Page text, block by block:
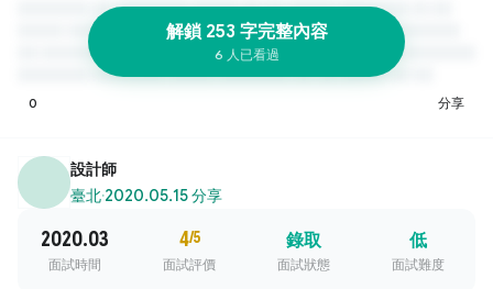
解鎖 253 字完整內容
6 人已看過
0 分享
設計師
臺北·2020.05.15 分享
2020.03
面試時間
4/5
面試評價
錄取
面試狀態
低
面試難度